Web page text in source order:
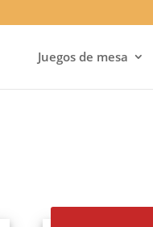
Juegos de mesa